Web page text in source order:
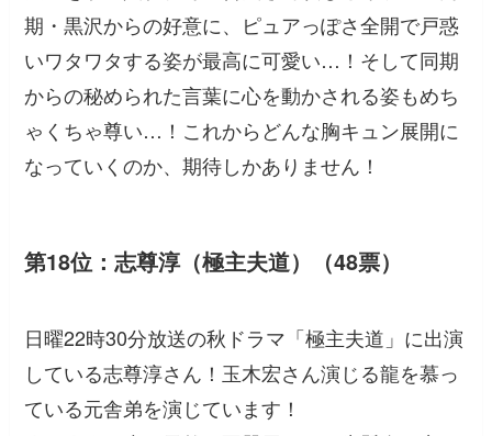
期・黒沢からの好意に、ピュアっぽさ全開で戸惑
いワタワタする姿が最高に可愛い…！そして同期
からの秘められた言葉に心を動かされる姿もめち
ゃくちゃ尊い…！これからどんな胸キュン展開に
なっていくのか、期待しかありません！
第18位：志尊淳（極主夫道）（48票）
日曜22時30分放送の秋ドラマ「極主夫道」に出演
している志尊淳さん！玉木宏さん演じる龍を慕っ
ている元舎弟を演じています！